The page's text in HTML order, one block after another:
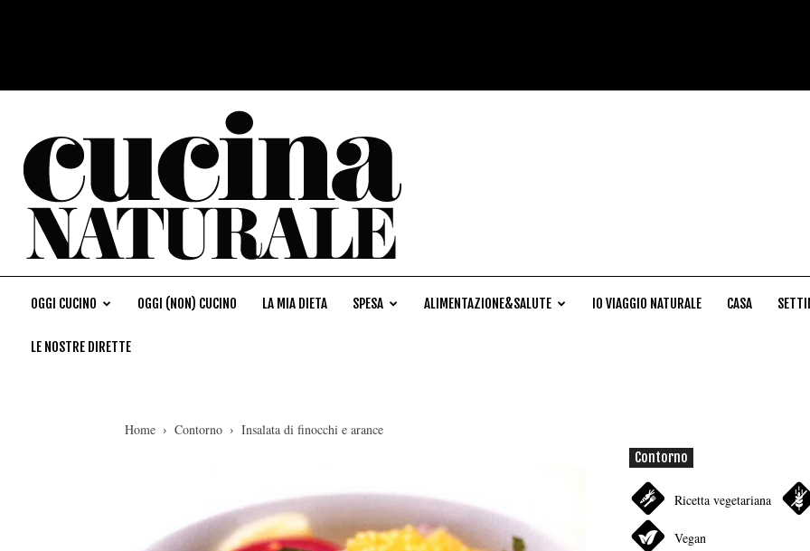
OGGI CUCINO OGGI (NON) CUCINO LA MIA DIETA SPESA ALIMENTAZIONE&SALUTE IO VIAGGIO NATURALE CASA
LE NOSTRE DIRETTE
Home Contorno
Insalata di finocchi e arance
Contorno
Ricetta vegetariana
Vegan